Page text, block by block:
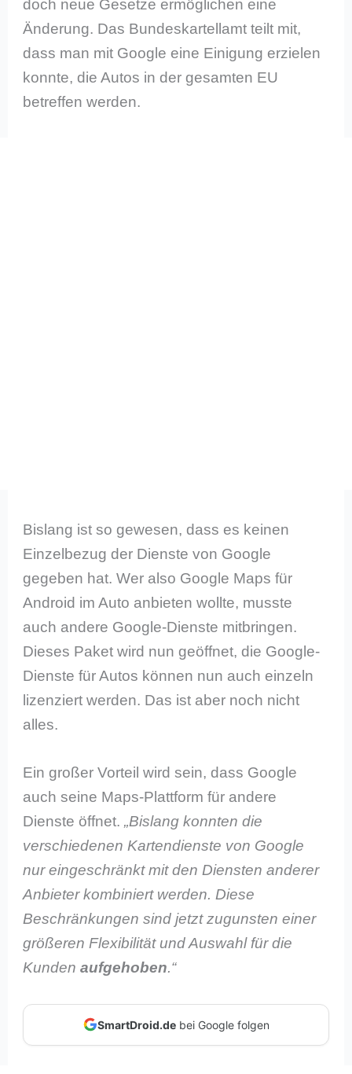
doch neue Gesetze ermöglichen eine
Änderung. Das Bundeskartellamt teilt mit,
dass man mit Google eine Einigung erzielen
konnte, die Autos in der gesamten EU
betreffen werden.
Bislang ist so gewesen, dass es keinen
Einzelbezug der Dienste von Google
gegeben hat. Wer also Google Maps für
Android im Auto anbieten wollte, musste
auch andere Google-Dienste mitbringen.
Dieses Paket wird nun geöffnet, die Google-
Dienste für Autos können nun auch einzeln
lizenziert werden. Das ist aber noch nicht
alles.
Ein großer Vorteil wird sein, dass Google
auch seine Maps-Plattform für andere
Dienste öffnet.„Bislang konnten die
verschiedenen Kartendienste von Google
nur eingeschränkt mit den Diensten anderer
Anbieter kombiniert werden. Diese
Beschränkungen sind jetzt zugunsten einer
größeren Flexibilität und Auswahl für die
Kundenaufgehoben.“
SmartDroid.debei Google folgen